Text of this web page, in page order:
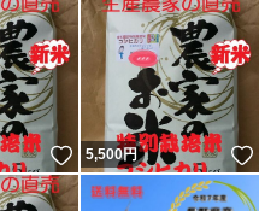
いいね！
5,500円